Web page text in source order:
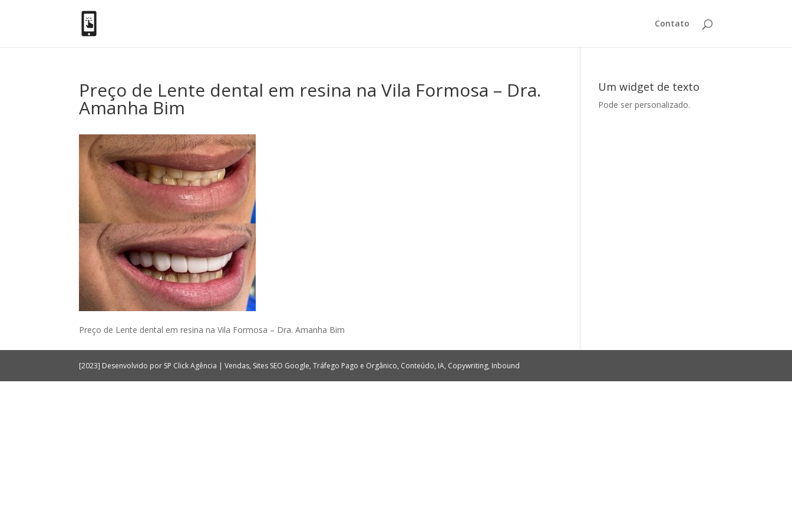
Contato
Preço de Lente dental em resina na Vila Formosa – Dra.
Amanha Bim
Preço de Lente dental em resina na Vila Formosa – Dra. Amanha Bim
Um widget de texto
Pode ser personalizado.
[2023] Desenvolvido por SP Click Agência | Vendas, Sites SEO Google, Tráfego Pago e Orgânico, Conteúdo, IA, Copywriting, Inbound